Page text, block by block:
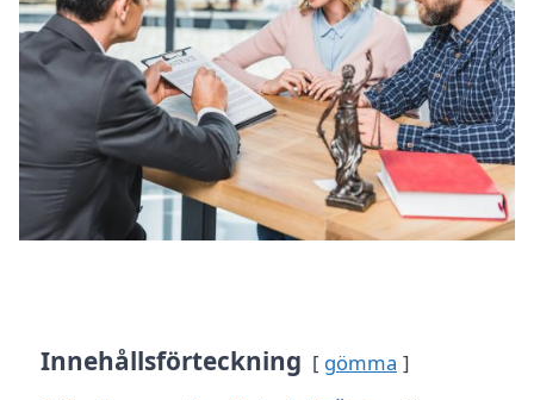
Innehållsförteckning gömma